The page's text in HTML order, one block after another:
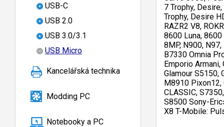
USB-C
USB 2.0
USB 3.0/3.1
USB Micro
Kancelářská technika
Modding PC
Notebooky a PC
7 Trophy,
Trophy, Desire
RAZR2 V8,
8600 Luna, 8600
8MP, N900,
B7330 Omnia
Emporio Armani,
Glamour S5150,
M8910 Pixon12,
CLASSIC,
S8500 Sony-
X8 T-Mobile: